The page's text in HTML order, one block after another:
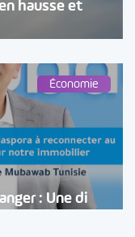
hausse et
Économie
: Une di